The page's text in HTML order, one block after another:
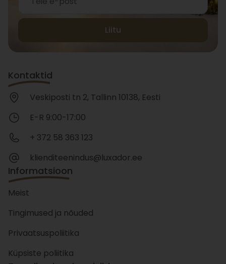
Liitu
Kontaktid
Veskiposti tn 2, Tallinn 10138, Eesti
E-R 9:00-17:00
+ 372 58 363 123
klienditeenindus@luxador.ee
Informatsioon
Meist
Tingimused ja nõuded
Privaatsuspoliitika
Küpsiste poliitika